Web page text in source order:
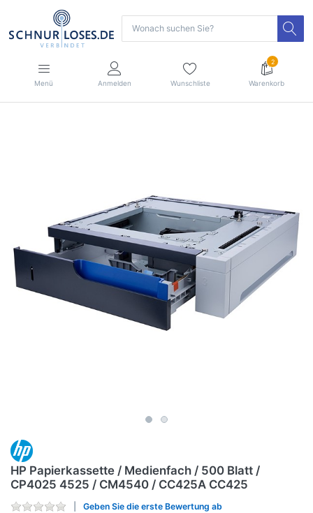
Menü Anmelden Wunschliste
2
Warenkorb
HP Papierkassette / Medienfach / 500 Blatt /
CP4025 4525 / CM4540 / CC425A CC425
Geben Sie die erste Bewertung ab